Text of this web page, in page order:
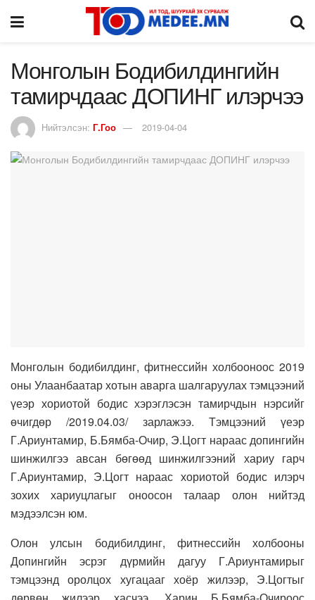
Монголын Бодибилдингийн
тамирчдаас ДОПИНГ илэрчээ
Нийтэлсэн: Г.Гоо 2019-04-04
Монголын бодибилдинг, фитнессийн холбооноос 2019
оны Улаанбаатар хотын аварга шалгаруулах тэмцээний
үеэр хориотой бодис хэрэглэсэн тамирчдын нэрсийг
өчигдөр /2019.04.03/ зарлажээ. Тэмцээний үеэр
Г.Ариунтамир, Б.Бямба-Очир, Э.Цогт нараас допингийн
шинжилгээ авсан бөгөөд шинжилгээний хариу гарч
Г.Ариунтамир, Э.Цогт нараас хориотой бодис илэрч
зохих хариуцлагыг оноосон талаар олон нийтэд
мэдээлсэн юм.
Олон улсын бодибилдинг, фитнессийн холбооны
Допингийн эсрэг дүрмийн дагуу Г.Ариунтамирыг
тэмцээнд оролцох хугацааг хоёр жилээр, Э.Цогтыг